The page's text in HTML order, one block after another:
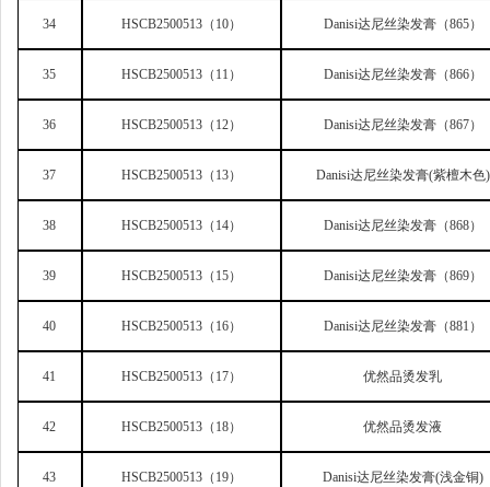
34 HSCB2500513 （10） Danisi达尼丝染发膏（865）
35 HSCB2500513 （11） Danisi达尼丝染发膏（866）
36 HSCB2500513 （12） Danisi达尼丝染发膏（867）
37 HSCB2500513 （13） Danisi达尼丝染发膏(紫檀木色)
38 HSCB2500513 （14） Danisi达尼丝染发膏（868）
39 HSCB2500513 （15） Danisi达尼丝染发膏（869）
40 HSCB2500513 （16） Danisi达尼丝染发膏（881）
41 HSCB2500513 （17） 优然品烫发乳
42 HSCB2500513 （18） 优然品烫发液
43 HSCB2500513 （19） Danisi达尼丝染发膏(浅金铜)